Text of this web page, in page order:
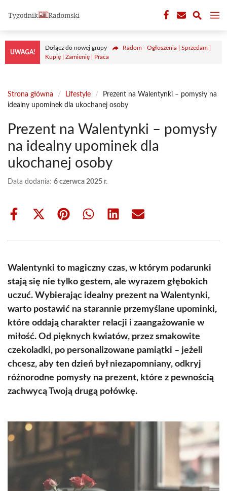
treści
UWAGA!
Dołącz do nowej grupy
Radom - Ogłoszenia | Sprzedam |
Kupię | Zamienię | Praca
Strona główna / Lifestyle /
Prezent na Walentynki – pomysły na
idealny upominek dla ukochanej osoby
Prezent na Walentynki – pomysły
na idealny upominek dla
ukochanej osoby
Data dodania: 6 czerwca 2025 r.
Share
Share
(Twitter)
Share Share Share Share
Walentynki to magiczny czas, w którym podarunki
stają się nie tylko gestem, ale wyrazem głębokich
uczuć. Wybierając idealny prezent na Walentynki,
warto postawić na starannie przemyślane upominki,
które oddają charakter relacji i zaangażowanie w
miłość. Od pięknych kwiatów, przez smakowite
czekoladki, po personalizowane pamiątki – jeżeli
chcesz, aby ten dzień był niezapomniany, odkryj
różnorodne pomysły na prezent, które z pewnością
zachwycą Twoją drugą połówkę.